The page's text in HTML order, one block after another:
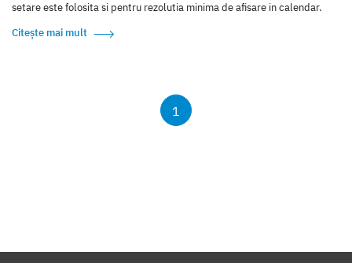
setare este folosita si pentru rezolutia minima de afisare in calendar.
Citește mai mult
1